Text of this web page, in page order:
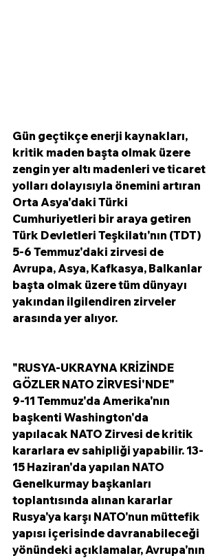
Gün geçtikçe enerji kaynakları,
kritik maden başta olmak üzere
zengin yer altı madenleri ve ticaret
yolları dolayısıyla önemini artıran
Orta Asya'daki Türki
Cumhuriyetleri bir araya getiren
Türk Devletleri Teşkilatı'nın (TDT)
5-6 Temmuz'daki zirvesi de
Avrupa, Asya, Kafkasya, Balkanlar
başta olmak üzere tüm dünyayı
yakından ilgilendiren zirveler
arasında yer alıyor.
"RUSYA-UKRAYNA KRİZİNDE
GÖZLER NATO ZİRVESİ'NDE"
9-11 Temmuz'da Amerika'nın
başkenti Washington'da
yapılacak NATO Zirvesi de kritik
kararlara ev sahipliği yapabilir. 13-
15 Haziran'da yapılan NATO
Genelkurmay başkanları
toplantısında alınan kararlar
Rusya'ya karşı NATO'nun müttefik
yapısı içerisinde davranabileceği
yönündeki açıklamalar, Avrupa'nın